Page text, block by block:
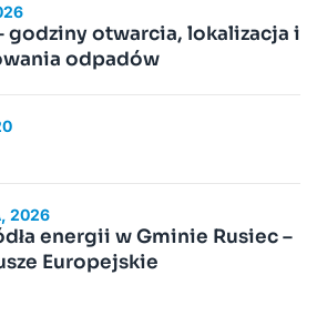
godziny otwarcia, lokalizacja i
odpadów
2026
energii w Gminie Rusiec –
Europejskie